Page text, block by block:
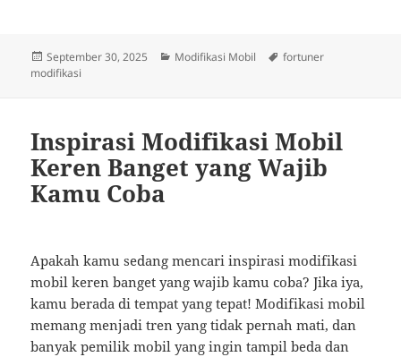
Posted
on
September 30, 2025 Categories
Modifikasi Mobil Tags
fortuner
modifikasi
Inspirasi Modifikasi Mobil
Keren Banget yang Wajib
Kamu Coba
Apakah kamu sedang mencari inspirasi modifikasi
mobil keren banget yang wajib kamu coba? Jika iya,
kamu berada di tempat yang tepat! Modifikasi mobil
memang menjadi tren yang tidak pernah mati, dan
banyak pemilik mobil yang ingin tampil beda dan